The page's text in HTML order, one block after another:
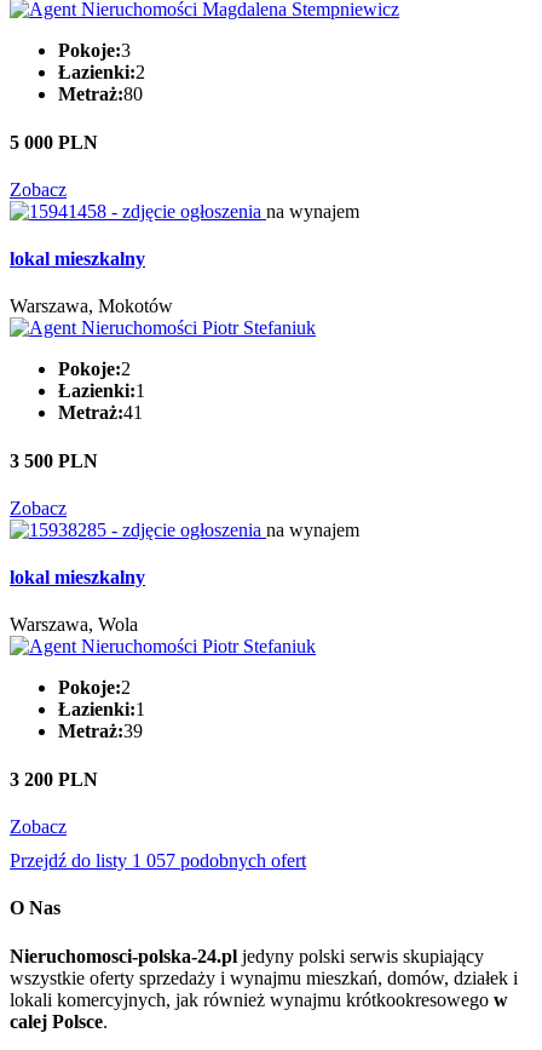
Pokoje:3
Łazienki:2
Metraż:80
5 000 PLN
Zobacz
na wynajem
lokal mieszkalny
Warszawa, Mokotów
Pokoje:2
Łazienki:1
Metraż:41
3 500 PLN
Zobacz
na wynajem
lokal mieszkalny
Warszawa, Wola
Pokoje:2
Łazienki:1
Metraż:39
3 200 PLN
Zobacz
Przejdź do listy 1 057 podobnych ofert
O Nas
Nieruchomosci-polska-24.pl jedyny polski serwis skupiający
wszystkie oferty sprzedaży i wynajmu mieszkań, domów, działek i
lokali komercyjnych, jak również wynajmu krótkookresowego w
calej Polsce.